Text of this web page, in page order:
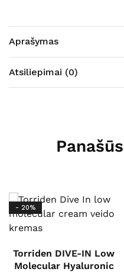
Aprašymas
Atsiliepimai (0)
- 20%
Torriden DIVE-IN Low
Molecular Hyaluronic